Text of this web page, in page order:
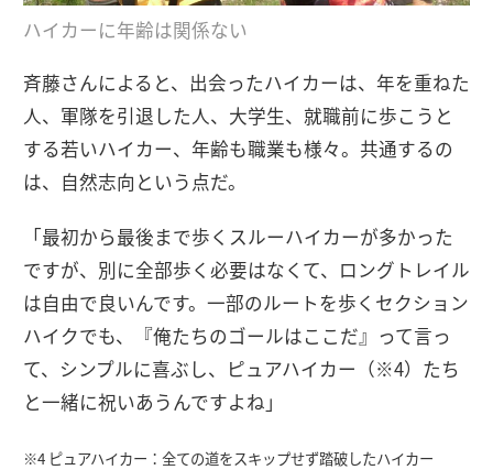
ハイカーに年齢は関係ない
斉藤さんによると、出会ったハイカーは、年を重ねた
人、軍隊を引退した人、大学生、就職前に歩こうと
する若いハイカー、年齢も職業も様々。共通するの
は、自然志向という点だ。
「最初から最後まで歩くスルーハイカーが多かった
ですが、別に全部歩く必要はなくて、ロングトレイル
は自由で良いんです。一部のルートを歩くセクション
ハイクでも、『俺たちのゴールはここだ』って言っ
て、シンプルに喜ぶし、ピュアハイカー（※4）たち
と一緒に祝いあうんですよね」
※4 ピュアハイカー：全ての道をスキップせず踏破したハイカー